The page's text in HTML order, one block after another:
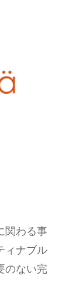
関わる事
ィナブル
のない完